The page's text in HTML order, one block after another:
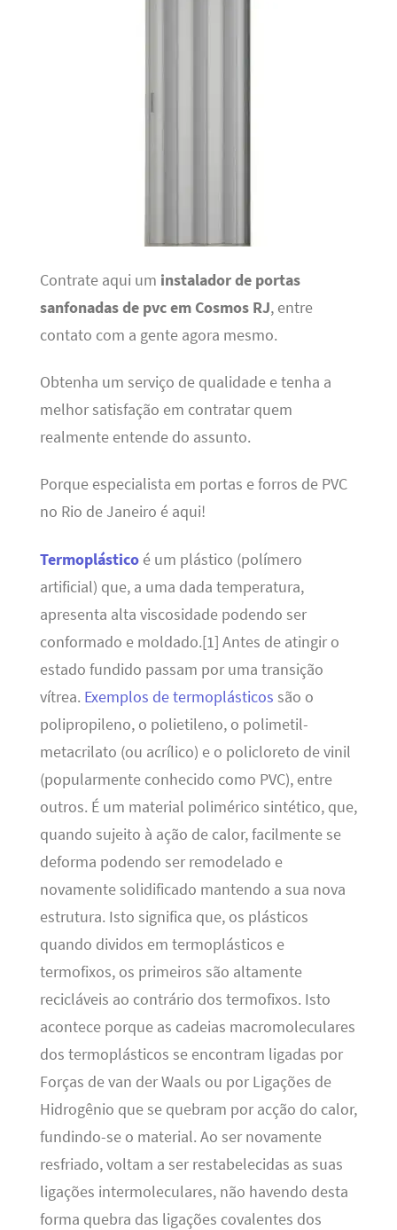
Contrate aqui um instalador de portas
sanfonadas de pvc em Cosmos RJ, entre
contato com a gente agora mesmo.
Obtenha um serviço de qualidade e tenha a
melhor satisfação em contratar quem
realmente entende do assunto.
Porque especialista em portas e forros de PVC
no Rio de Janeiro é aqui!
Termoplásticoé um plástico (polímero
artificial) que, a uma dada temperatura,
apresenta alta viscosidade podendo ser
conformado e moldado.[1] Antes de atingir o
estado fundido passam por uma transição
vítrea. Exemplos de termoplásticos são o
polipropileno, o polietileno, o polimetil-
metacrilato (ou acrílico) e o policloreto de vinil
(popularmente conhecido como PVC), entre
outros. É um material polimérico sintético, que,
quando sujeito à ação de calor, facilmente se
deforma podendo ser remodelado e
novamente solidificado mantendo a sua nova
estrutura. Isto significa que, os plásticos
quando dividos em termoplásticos e
termofixos, os primeiros são altamente
recicláveis ao contrário dos termofixos. Isto
acontece porque as cadeias macromoleculares
dos termoplásticos se encontram ligadas por
Forças de van der Waals ou por Ligações de
Hidrogênio que se quebram por acção do calor,
fundindo-se o material. Ao ser novamente
resfriado, voltam a ser restabelecidas as suas
ligações intermoleculares, não havendo desta
forma quebra das ligações covalentes dos